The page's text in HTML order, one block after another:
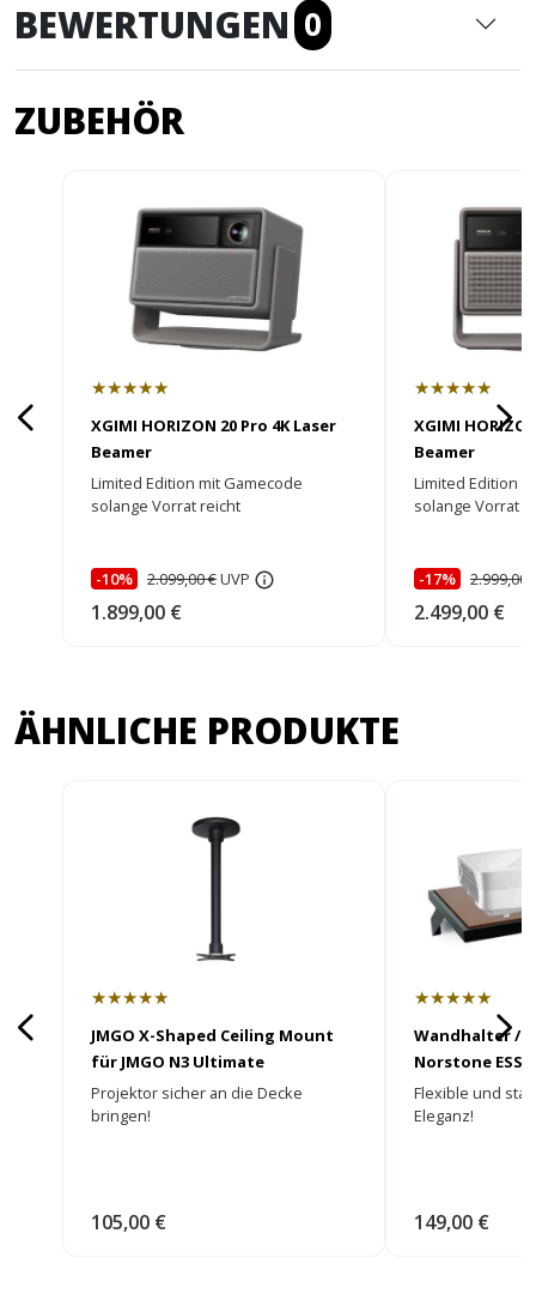
BEWERTUNGEN 0
ZUBEHÖR
★★★★★
XGIMI HORIZON 20 Pro 4K Laser
Beamer
Limited Edition mit Gamecode
solange Vorrat reicht
-10% 2.099,00 €UVP
1.899,00 €
★★★★★
XGIMI
Beamer
Limited Edition
solange Vorrat
-17% 2.999,00
2.499,00 €
ÄHNLICHE PRODUKTE
★★★★★
JMGO X-Shaped Ceiling Mount
für JMGO N3 Ultimate
Projektor sicher an die Decke
bringen!
105,00 €
★★★★★
Wandhalter /
Norstone ESSE
Flexible und
Eleganz!
149,00 €